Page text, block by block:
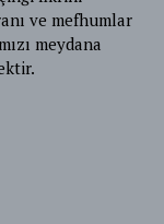
ve mefhumlar
meydana